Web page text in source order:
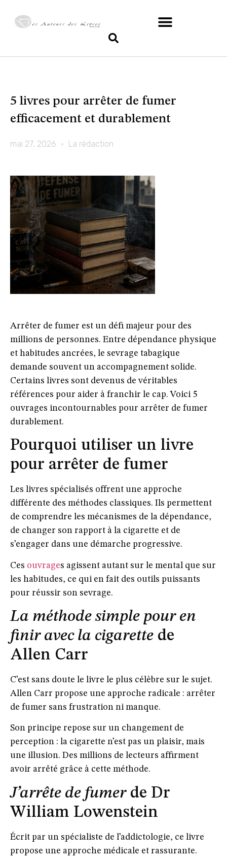
5 livres pour arrêter de fumer
efficacement et durablement
mai 27, 2026 La rédaction
Arrêter de fumer est un défi majeur pour des
millions de personnes. Entre dépendance physique
et habitudes ancrées, le sevrage tabagique
demande souvent un accompagnement solide.
Certains livres sont devenus de véritables
références pour aider à franchir le cap. Voici 5
ouvrages incontournables pour arrêter de fumer
durablement.
Pourquoi utiliser un livre
pour arrêter de fumer
Les livres spécialisés offrent une approche
différente des méthodes classiques. Ils permettent
de comprendre les mécanismes de la dépendance,
de changer son rapport à la cigarette et de
s’engager dans une démarche progressive.
Ces ouvrages agissent autant sur le mental que sur
les habitudes, ce qui en fait des outils puissants
pour réussir son sevrage.
La méthode simple pour en
finir avec la cigarette de
Allen Carr
C’est sans doute le livre le plus célèbre sur le sujet.
Allen Carr propose une approche radicale : arrêter
de fumer sans frustration ni manque.
Son principe repose sur un changement de
perception : la cigarette n’est pas un plaisir, mais
une illusion. Des millions de lecteurs affirment
avoir arrêté grâce à cette méthode.
J’arrête de fumerde Dr
William Lowenstein
Écrit par un spécialiste de l’addictologie, ce livre
propose une approche médicale et rassurante.